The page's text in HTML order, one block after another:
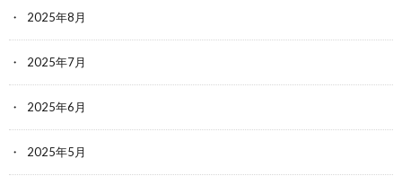
2025年8月
2025年7月
2025年6月
2025年5月